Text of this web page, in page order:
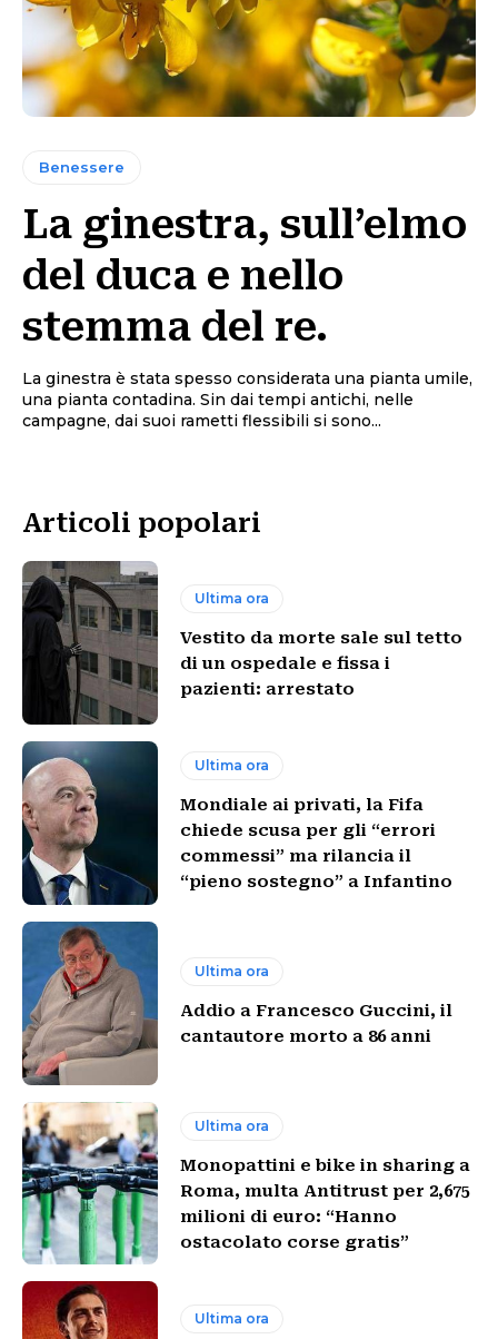
Benessere
La ginestra, sull’elmo
del duca e nello
stemma del re.
La ginestra è stata spesso considerata una pianta umile,
una pianta contadina. Sin dai tempi antichi, nelle
campagne, dai suoi rametti flessibili si sono...
Articoli popolari
Ultima ora
Vestito da morte sale sul tetto
di un ospedale e fissa i
pazienti: arrestato
Ultima ora
Mondiale ai privati, la Fifa
chiede scusa per gli “errori
commessi” ma rilancia il
“pieno sostegno” a Infantino
Ultima ora
Addio a Francesco Guccini, il
cantautore morto a 86 anni
Ultima ora
Monopattini e bike in sharing a
Roma, multa Antitrust per 2,675
milioni di euro: “Hanno
ostacolato corse gratis”
Ultima ora